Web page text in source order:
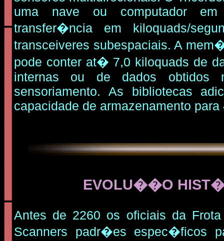
uma nave ou computador
transfer�ncia em kiloquads/
transceiveres subespaciais. A
pode conter at� 7,0 kiloquads de
internas ou de dados obtidos
sensoriamento. As bibliotecas
capacidade de armazenamento
EVOLU��O
Antes de 2260 os oficiais da
Scanners padr�es espec�ficos